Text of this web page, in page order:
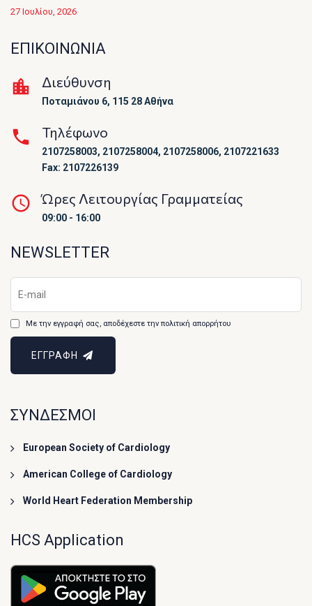
27 Ιουλίου, 2026
ΕΠΙΚΟΙΝΩΝΙΑ
Διεύθυνση
Ποταμιάνου 6, 115 28 Αθήνα
Τηλέφωνο
2107258003, 2107258004, 2107258006, 2107221633
Fax: 2107226139
Ώρες Λειτουργίας Γραμματείας
09:00 - 16:00
NEWSLETTER
Με την εγγραφή σας, αποδέχεστε την πολιτική απορρήτου
ΕΓΓΡΑΦΗ
ΣΥΝΔΕΣΜΟΙ
European Society of Cardiology
American College of Cardiology
World Heart Federation Membership
HCS Application